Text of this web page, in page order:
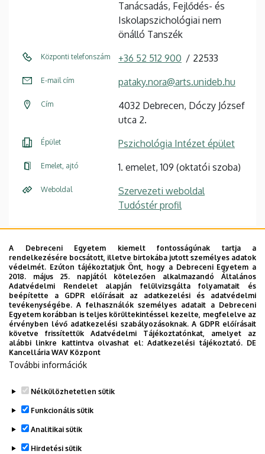
Tanácsadás, Fejlődés- és
Iskolapszichológiai nem
önálló Tanszék
Központi telefonszám +36 52 512 900 22533
E-mail cím pataky.nora@arts.unideb.hu
Cím
4032 Debrecen, Dóczy József
utca 2.
Épület Pszichológia Intézet épület
Emelet, ajtó 1. emelet, 109 (oktatói szoba)
Weboldal
Szervezeti weboldal
Tudóstér profil
Szakmai önéletrajz/ Curriculum Vitae
Publikációs lista/ List of publications
Hivatkozások listája / List of citations
Konferenciák listája / List of conferences
Kutatási területek / Research interests
PhD disszertáció /Habilitációs értekezés
Legutóbbi frissítés: 2023. 04. 25. 14:54
A Debreceni Egyetem kiemelt fontosságúnak tartja a
rendelkezésére bocsátott, illetve birtokába jutott személyes adatok
védelmét. Ezúton tájékoztatjuk Önt, hogy a Debreceni Egyetem a
2018. május 25. napjától kötelezően alkalmazandó Általános
Adatvédelmi Rendelet alapján felülvizsgálta folyamatait és
beépítette a GDPR előírásait az adatkezelési és adatvédelmi
tevékenységébe. A felhasználók személyes adatait a Debreceni
Egyetem korábban is teljes körültekintéssel kezelte, megfelelve az
érvényben lévő adatkezelési szabályozásoknak. A GDPR előírásait
követve frissítettük Adatvédelmi Tájékoztatónkat, amelyet az
alábbi linkre kattintva olvashat el:Adatkezelési tájékoztató. DE
Kancellária WAV Központ
További információk
Nélkülözhetetlen sütik
Funkcionális sütik
Analitikai sütik
Hirdetési sütik